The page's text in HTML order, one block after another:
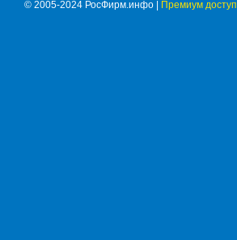
© 2005-2024 РосФирм.инфо | Премиум доступ